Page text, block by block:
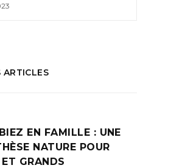
ARTICLES
EN FAMILLE : UNE
NATURE POUR
GRANDS